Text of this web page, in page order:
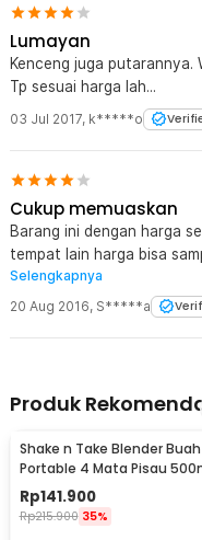
Lumayan
Kenceng juga putarannya.
Tp sesuai harga lah...
03 Jul 2017, k*****o
Cukup memuaskan
Barang ini dengan harga
tempat lain harga bisa
agak kurang halus,
pengocoknya ini muter.
sedikit pelan. Tapi overall
Selengkapnya
20 Aug 2016, S*****a
Produk
Shake n Take Blender Buah
Portable 4 Mata Pisau
VT-04
Rp141.900
Rp215.900 35%